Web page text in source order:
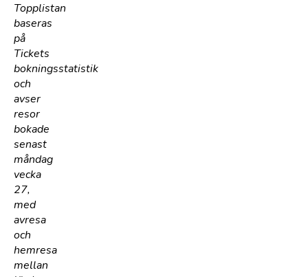
Topplistan
baseras
på
Tickets
bokningsstatistik
och
avser
resor
bokade
senast
måndag
vecka
27,
med
avresa
och
hemresa
mellan